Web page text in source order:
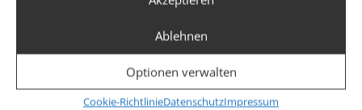
Ablehnen
Optionen verwalten
Cookie-RichtlinieDatenschutzImpressum
80W